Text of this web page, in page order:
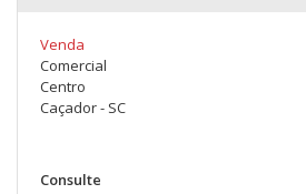
Venda
Comercial
Centro
Caçador - SC
Consulte